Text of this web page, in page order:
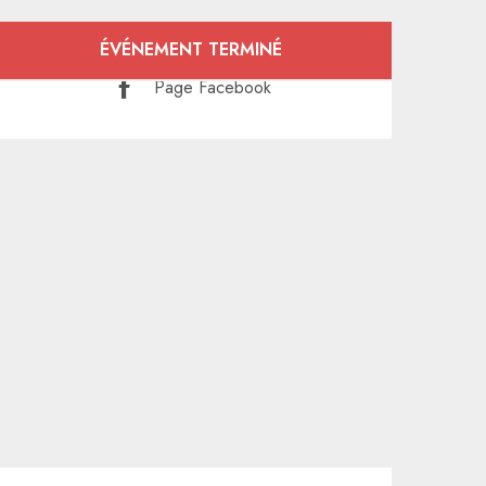
et coordonnées
ÉVÉNEMENT TERMINÉ
Page Facebook